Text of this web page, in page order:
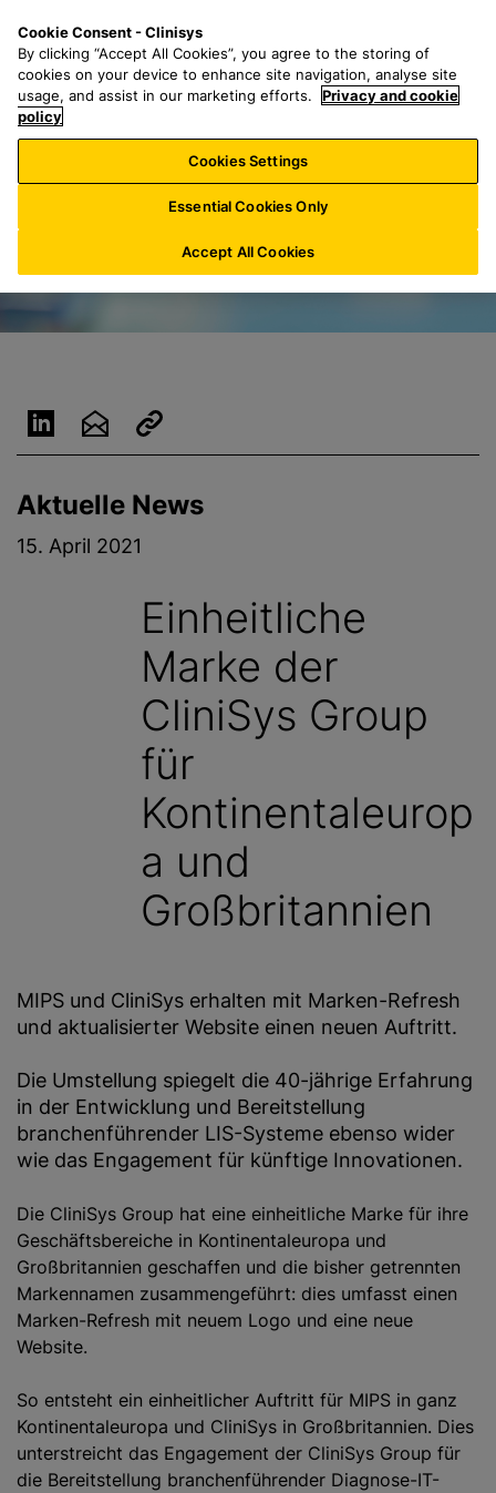
a
l
a
r
h
f
o
:
n
u
Aktuelle News
15. April 2021
Einheitliche
Marke der
CliniSys Group
für
Kontinentaleurop
a und
Großbritannien
MIPS und CliniSys erhalten mit Marken-Refresh
und aktualisierter Website einen neuen Auftritt.
Die Umstellung spiegelt die 40-jährige Erfahrung
in der Entwicklung und Bereitstellung
branchenführender LIS-Systeme ebenso wider
wie das Engagement für künftige Innovationen.
Die CliniSys Group hat eine einheitliche Marke für ihre
Geschäftsbereiche in Kontinentaleuropa und
Großbritannien geschaffen und die bisher getrennten
Markennamen zusammengeführt: dies umfasst einen
Marken-Refresh mit neuem Logo und eine neue
Website.
So entsteht ein einheitlicher Auftritt für MIPS in ganz
Kontinentaleuropa und CliniSys in Großbritannien. Dies
unterstreicht das Engagement der CliniSys Group für
die Bereitstellung branchenführender Diagnose-IT-
Cookie Consent - Clinisys
By clicking “Accept All Cookies”, you agree to the storing of
cookies on your device to enhance site navigation, analyse site
usage, and assist in our marketing efforts.
Privacy and cookie
policy
Cookies Settings
Essential Cookies Only
Accept All Cookies